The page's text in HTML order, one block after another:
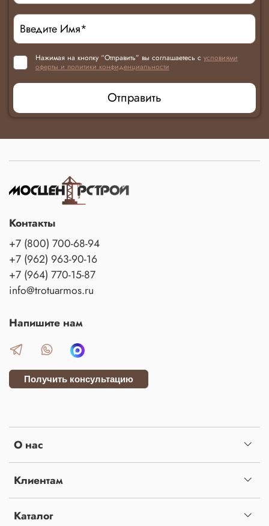
Нажимая на кнопку “Отправить” вы соглашаетесь с условиями
оферты и политики конфиденциальности
Отправить
О нас
Клиентам
Каталог
Контакты
+7 (800) 700-68-94
+7 (962) 963-90-16
+7 (964) 770-15-87
info@trotuarmos.ru
Напишите нам
Получить консультацию